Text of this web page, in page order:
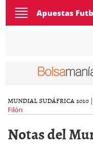
Toggle
navigation
Apuestas
MUNDIAL SUDÁFRICA 2010 |
Filón
Notas del